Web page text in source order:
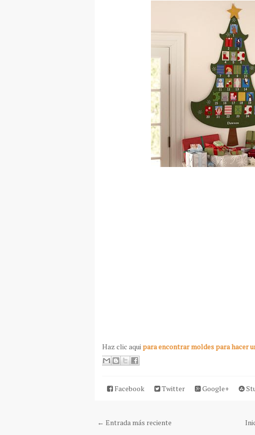
Haz clic aquipara encontrar moldes para hacer
Facebook Twitter Google+
← Entrada más reciente